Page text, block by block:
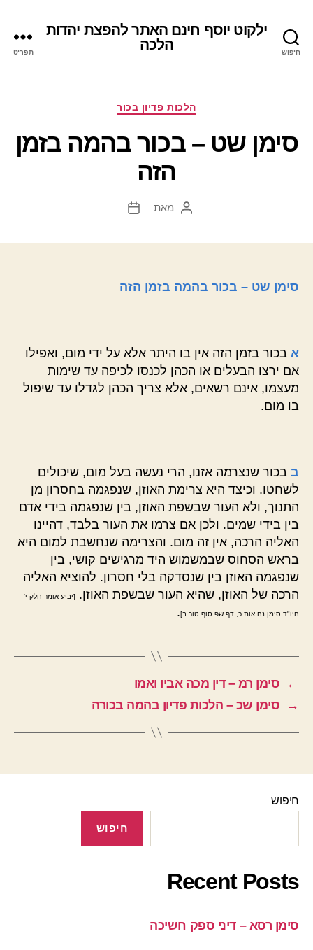
חיפוש
ילקוט יוסף חינם האתר להפצת יהדות
הלכה
תפריט
קטגוריות
הלכות פדיון בכור
סימן שט – בכור בהמה בזמן
הזה
המחבר
מאת
תאריך
סימן שט – בכור בהמה בזמן הזה
א בכור בזמן הזה אין בו היתר אלא על ידי מום, ואפילו
אם ירצו הבעלים או הכהן לכנסו לכיפה עד שימות
מעצמו, אינם רשאים, אלא צריך הכהן לגדלו עד שיפול
בו מום.
ב בכור שנצרמה אזנו, הרי נעשה בעל מום, שיכולים
לשחטו. וכיצד היא צרימת האוזן, שנפגמה בחסרון מן
התנוך, ולא העור שבשפת האוזן, בין שנפגמה בידי אדם
בין בידי שמים. ולכן אם צרמו את העור בלבד, דהיינו
האליה הרכה, אין זה מום. והצרימה שנחשבת למום היא
בראש הסחוס שבמשמוש היד מרגישים קושי, בין
שנפגמה האוזן בין שנסדקה בלי חסרון. להוציא האליה
הרכה של האוזן, שהיא העור שבשפת האוזן.
[יביע אומר חלק י'
חיו"ד סימן נח אות כ, דף שפ סוף טור ב].
←
סימן רמ – דין מכה אביו ואמו
→
סימן שכ – הלכות פדיון בהמה בכורה
חיפוש
חיפוש
Recent Posts
סימן רסא – דיני ספק חשיכה